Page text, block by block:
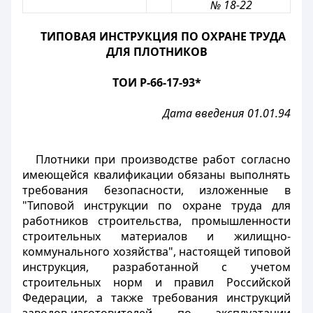
№ 18-22
ТИПОВАЯ ИНСТРУКЦИЯ ПО ОХРАНЕ ТРУДА
ДЛЯ ПЛОТНИКОВ
ТОИ Р-66-17-93*
Дата введения 01.01.94
Плотники при производстве работ согласно
имеющейся квалификации обязаны выполнять
требования безопасности, изложенные в
"Типовой инструкции по охране труда для
работников строительства, промышленности
строительных материалов и жилищно-
коммунального хозяйства", настоящей типовой
инструкция, разработанной с учетом
строительных норм и правил Российской
Федерации, а также требования инструкций